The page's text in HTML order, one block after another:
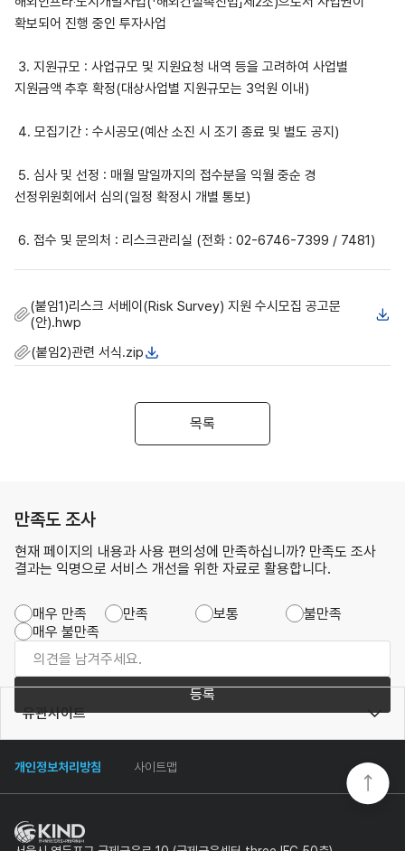
확보되어 진행 중인 투자사업
3. 지원규모 : 사업규모 및 지원요청 내역 등을 고려하여 사업별
지원금액 추후 확정(대상사업별 지원규모는 3억원 이내 )
4. 모집기간 : 수시공모(예산 소진 시 조기 종료 및 별도 공지 )
5. 심사 및 선정 : 매월 말일까지의 접수분을 익월 중순 경
선정위원회에서 심의 (일정 확정시 개별 통보)
6. 접수 및 문의처 : 리스크관리실 (전화 : 02-6746-7399 / 7481)
(붙임1)리스크 서베이(Risk Survey) 지원 수시모집 공고문
(안).hwp
(붙임2)관련 서식.zip
목록
만족도 조사
현재 페이지의 내용과 사용 편의성에 만족하십니까? 만족도 조사
결과는 익명으로 서비스 개선을 위한 자료로 활용합니다.
매우 만족 만족 보통
불만족
매우 불만족
등록
개인정보처리방침 사이트맵
유관사이트